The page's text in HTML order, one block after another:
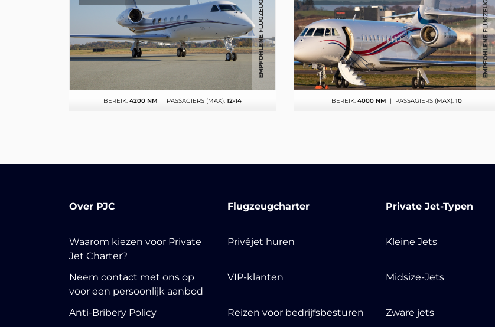
BEREIK: 4200 NM | PASSAGIERS (MAX): 12-14 BEREIK:4000 NM | PASSAGIERS (MAX):10
Over PJC
Waarom kiezen voor Private
Jet Charter?
Neem contact met ons op
voor een persoonlijk aanbod
Anti-Bribery Policy
Flugzeugcharter
Privéjet huren
VIP-klanten
Reizen voor bedrijfsbesturen
Private Jet-Typen
Kleine Jets
Midsize-Jets
Zware jets